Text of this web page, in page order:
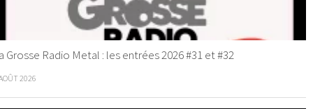
Grosse Radio Metal : les entrées 2026 #31 et #32
2026